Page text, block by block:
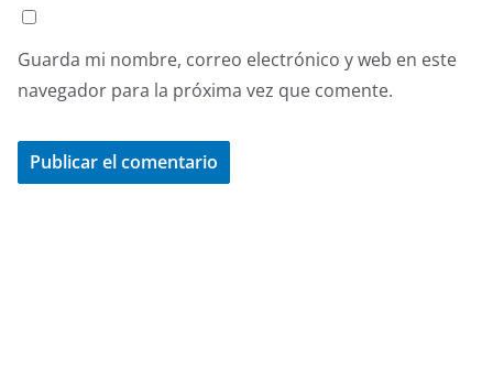
Guarda mi nombre, correo electrónico y web en este
navegador para la próxima vez que comente.